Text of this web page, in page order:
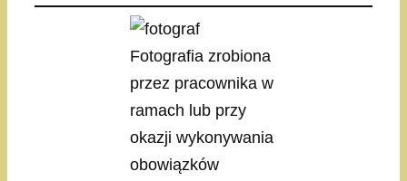
Fotografia zrobiona
przez pracownika w
ramach lub przy
okazji wykonywania
obowiązków